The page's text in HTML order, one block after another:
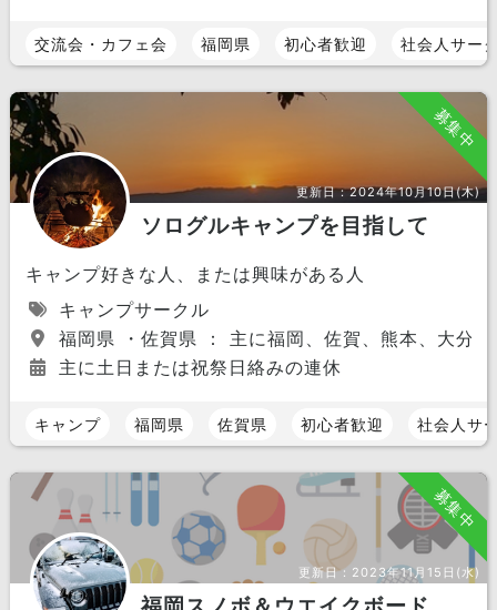
交流会・カフェ会 福岡県 初心者歓迎 社会人サー
募集中
更新日：2024年10月10日(木)
ソログルキャンプを目指して
キャンプ好きな人、または興味がある人
キャンプサークル
福岡県 ・佐賀県 ： 主に福岡、佐賀、熊本、大分
主に土日または祝祭日絡みの連休
キャンプ 福岡県 佐賀県 初心者歓迎 社会人サ
募集中
更新日： 2023年11月15日(水)